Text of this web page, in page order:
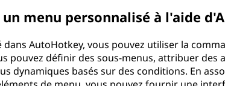
menu personnalisé à l'aide
AutoHotkey, vous pouvez utiliser la
pouvez définir des sous-menus, attribuer des
dynamiques basés sur des conditions. En